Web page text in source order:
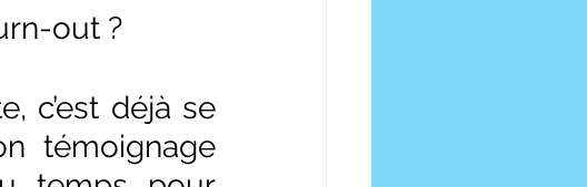
out ?
c’est déjà se
témoignage